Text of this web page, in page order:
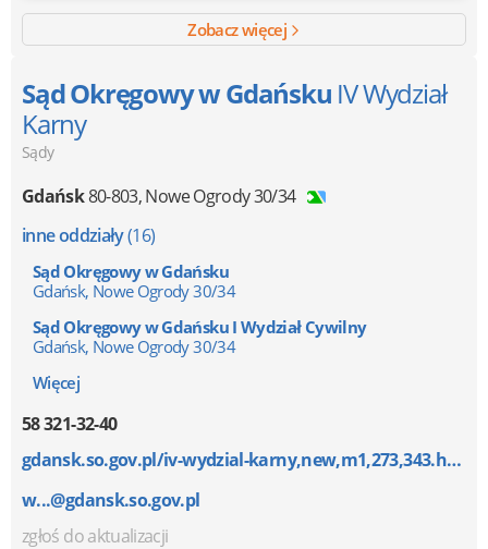
Zobacz więcej
Sąd Okręgowy w Gdańsku IV Wydział
Karny
Sądy
Gdańsk80-803,Nowe Ogrody 30/34
inne oddziały(16)
Sąd Okręgowy w Gdańsku
Gdańsk, Nowe Ogrody 30/34
Sąd Okręgowy w Gdańsku I Wydział Cywilny
Gdańsk, Nowe Ogrody 30/34
Więcej
58 321-32-40
gdansk.so.gov.pl/iv-wydzial-karny,new,m1,273,343.htm...
w...@gdansk.so.gov.pl
zgłoś do aktualizacji